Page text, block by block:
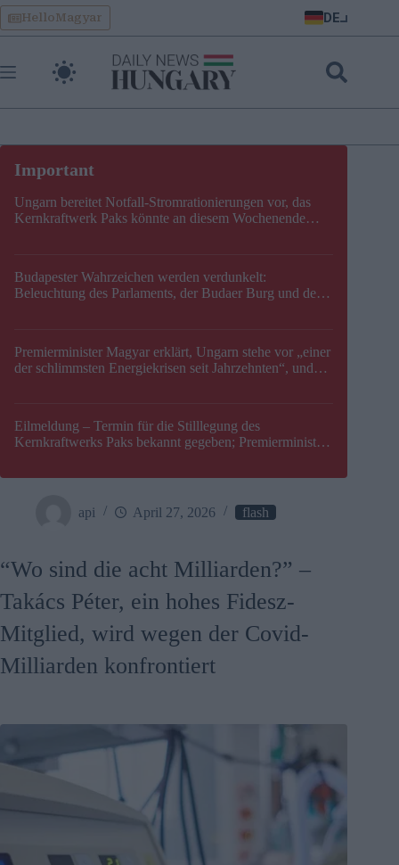
Skip
to
content
HelloMagyar DE
Ungarn bereitet Notfall-Stromrationierungen vor, das
Kernkraftwerk Paks könnte an diesem Wochenende
Budapester Wahrzeichen werden verdunkelt:
Beleuchtung des Parlaments, der Budaer Burg und der
Premierminister Magyar erklärt, Ungarn stehe vor „einer
der schlimmsten Energiekrisen seit Jahrzehnten“, und
Eilmeldung – Termin für die Stilllegung des
Kernkraftwerks Paks bekannt gegeben; Premierminister
api April 27, 2026 flash
“Wo sind die acht Milliarden?” –
Takács Péter, ein hohes Fidesz-
Mitglied, wird wegen der Covid-
Milliarden konfrontiert